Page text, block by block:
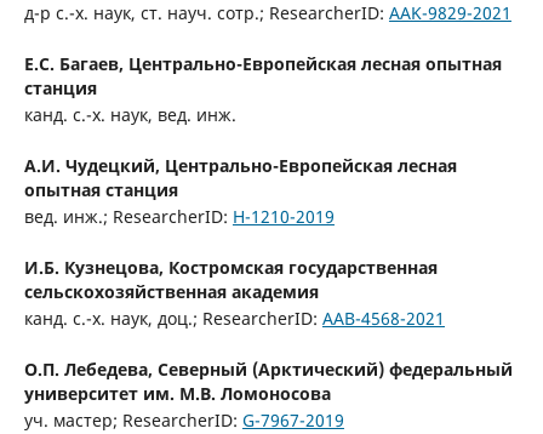
д-р с.-х. наук, ст. науч. сотр.; ResearcherID: AAK-9829-2021
Е.С. Багаев, Центрально-Европейская лесная опытная
станция
канд. с.-х. наук, вед. инж.
А.И. Чудецкий, Центрально-Европейская лесная
опытная станция
вед. инж.; ResearcherID: H-1210-2019
И.Б. Кузнецова, Костромская государственная
сельскохозяйственная академия
канд. с.-х. наук, доц.; ResearcherID: AAB-4568-2021
О.П. Лебедева, Северный (Арктический) федеральный
университет им. М.В. Ломоносова
уч. мастер; ResearcherID: G-7967-2019